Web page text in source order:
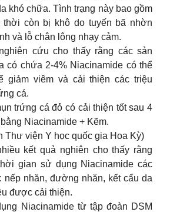
khó chữa. Tình trạng này bao gồm
còn bị khô do tuyến bã nhờn
và lỗ chân lông nhạy cảm.
cứu cho thấy rằng các sản
có chứa 2-4% Niacinamide có thể
giảm viêm và cải thiện các triệu
cá.
trứng cá đỏ có cải thiện tốt sau 4
Niacinamide + Kẽm.
Thư viện Y học quốc gia Hoa Kỳ)
kết quả nghiên cho thấy rằng
gian sử dụng Niacinamide các
nếp nhăn, đường nhăn, kết cấu da
được cải thiện.
Niacinamide từ tập đoàn DSM